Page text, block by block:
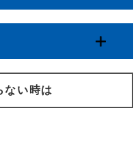
ない時は